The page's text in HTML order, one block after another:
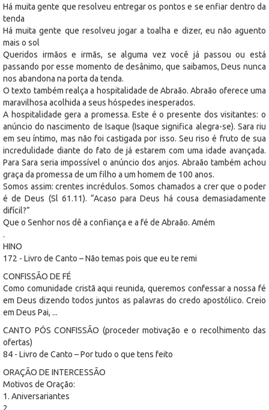
Há muita gente que resolveu entregar os pontos e se enfiar dentro da
tenda
Há muita gente que resolveu jogar a toalha e dizer, eu não aguento
mais o sol
Queridos irmãos e irmãs, se alguma vez você já passou ou está
passando por esse momento de desânimo, que saibamos, Deus nunca
nos abandona na porta da tenda.
O texto também realça a hospitalidade de Abraão. Abraão oferece uma
maravilhosa acolhida a seus hóspedes inesperados.
A hospitalidade gera a promessa. Este é o presente dos visitantes: o
anúncio do nascimento de Isaque (Isaque significa alegra-se). Sara riu
em seu íntimo, mas não foi castigada por isso. Seu riso é fruto de sua
incredulidade diante do fato de já estarem com uma idade avançada.
Para Sara seria impossível o anúncio dos anjos. Abraão também achou
graça da promessa de um filho a um homem de 100 anos.
Somos assim: crentes incrédulos. Somos chamados a crer que o poder
é de Deus (Sl 61.11). “Acaso para Deus há cousa demasiadamente
difícil?”
Que o Senhor nos dê a confiança e a fé de Abraão. Amém
.
HINO
172 - Livro de Canto – Não temas pois que eu te remi
CONFISSÃO DE FÉ
Como comunidade cristã aqui reunida, queremos confessar a nossa fé
em Deus dizendo todos juntos as palavras do credo apostólico. Creio
em Deus Pai, ...
CANTO PÓS CONFISSÃO (proceder motivação e o recolhimento das
ofertas)
84 - Livro de Canto – Por tudo o que tens feito
ORAÇÃO DE INTERCESSÃO
Motivos de Oração:
1. Aniversariantes